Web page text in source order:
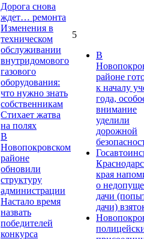
Дорога снова
ждет… ремонта
Изменения в
техническом
обслуживании
внутридомового
газового
оборудования:
что нужно знать
собственникам
Стихает жатва
на полях
В
Новопокровском
районе
обновили
структуру
администрации
Настало время
назвать
победителей
конкурса
5
В
районе
к началу
года,
внимание
уделили
дорожной
края
о
дачи
дачи)